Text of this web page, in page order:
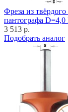
Фреза из
пантографа
3 513 р.
Подобрать аналог